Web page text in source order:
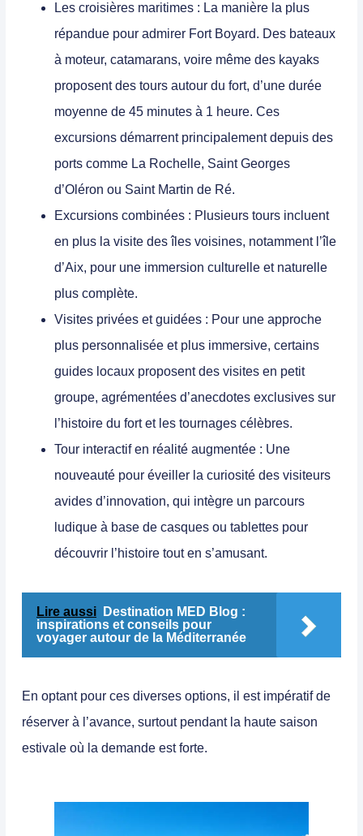
Les croisières maritimes : La manière la plus
répandue pour admirer Fort Boyard. Des bateaux
à moteur, catamarans, voire même des kayaks
proposent des tours autour du fort, d’une durée
moyenne de 45 minutes à 1 heure. Ces
excursions démarrent principalement depuis des
ports comme La Rochelle, Saint Georges
d’Oléron ou Saint Martin de Ré.
Excursions combinées : Plusieurs tours incluent
en plus la visite des îles voisines, notamment l’île
d’Aix, pour une immersion culturelle et naturelle
plus complète.
Visites privées et guidées : Pour une approche
plus personnalisée et plus immersive, certains
guides locaux proposent des visites en petit
groupe, agrémentées d’anecdotes exclusives sur
l’histoire du fort et les tournages célèbres.
Tour interactif en réalité augmentée : Une
nouveauté pour éveiller la curiosité des visiteurs
avides d’innovation, qui intègre un parcours
ludique à base de casques ou tablettes pour
découvrir l’histoire tout en s’amusant.
Lire aussi
Destination MED Blog :
inspirations et conseils pour
voyager autour de la Méditerranée
En optant pour ces diverses options, il est impératif de
réserver à l’avance, surtout pendant la haute saison
estivale où la demande est forte.